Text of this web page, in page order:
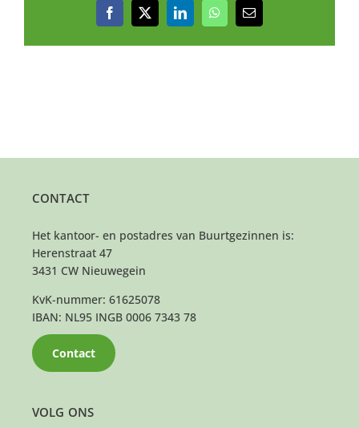
Facebook
X LinkedInWhatsApp
E-
VOLG ONS
CONTACT
Het kantoor- en postadres van Buurtgezinnen is:
Herenstraat 47
3431 CW Nieuwegein
KvK-nummer: 61625078
IBAN: NL95 INGB 0006 7343 78
Contact